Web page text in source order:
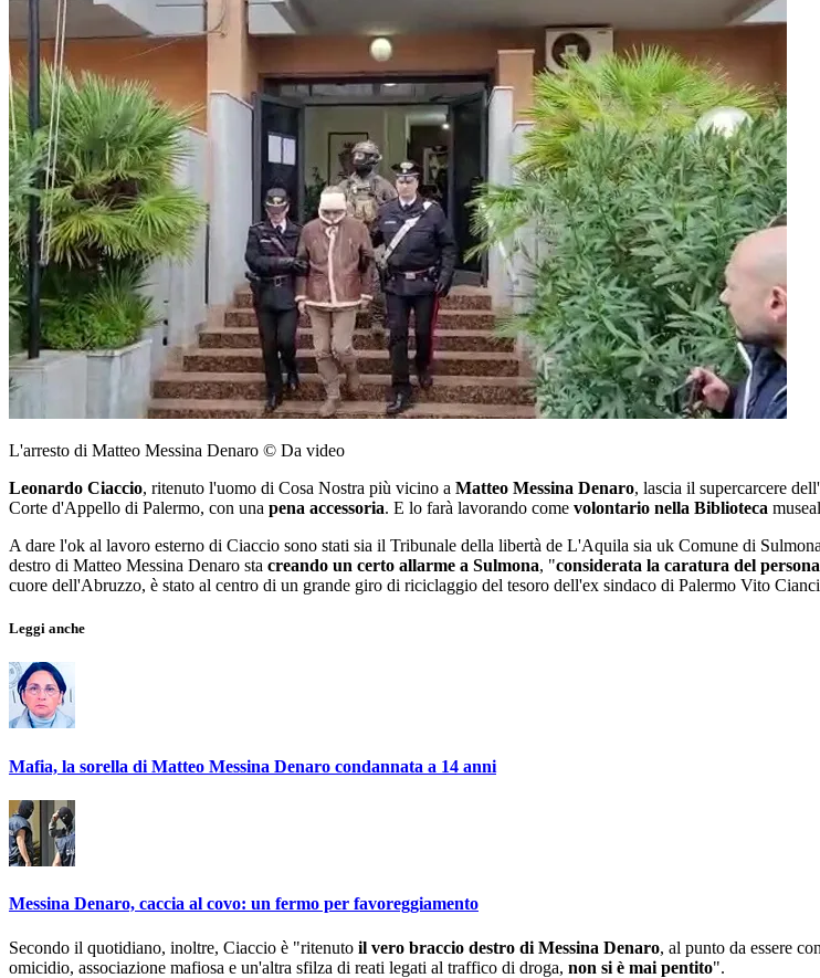
L'arresto di Matteo Messina Denaro © Da video
Leonardo Ciaccio, ritenuto l'uomo di Cosa Nostra più vicino a Matteo Messina Denaro, lascia il supercarcere
Corte d'Appello di Palermo, con una pena accessoria. E lo farà lavorando come volontario nella Biblioteca
A dare l'ok al lavoro esterno di Ciaccio sono stati sia il Tribunale della libertà de L'Aquila sia uk Comune di
destro di Matteo Messina Denaro sta creando un certo allarme a Sulmona, "considerata la caratura del
cuore dell'Abruzzo, è stato al centro di un grande giro di riciclaggio del tesoro dell'ex sindaco di Palermo Vito
Leggi anche
Mafia, la sorella di Matteo Messina Denaro condannata a 14 anni
Messina Denaro, caccia al covo: un fermo per favoreggiamento
Secondo il quotidiano, inoltre, Ciaccio è "ritenuto il vero braccio destro di Messina Denaro, al punto da essere
omicidio, associazione mafiosa e un'altra sfilza di reati legati al traffico di droga, non si è mai pentito".